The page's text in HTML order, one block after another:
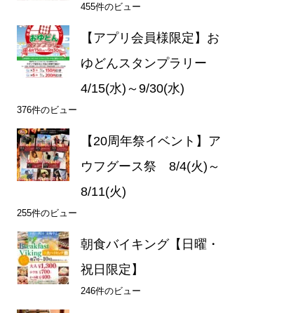
455件のビュー
【アプリ会員様限定】お
ゆどんスタンプラリー
4/15(水)～9/30(水)
376件のビュー
【20周年祭イベント】ア
ウフグース祭 8/4(火)～
8/11(火)
255件のビュー
朝食バイキング【日曜・
祝日限定】
246件のビュー